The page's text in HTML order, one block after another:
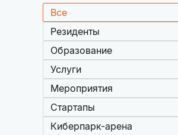
Все
Резиденты
Образование
Услуги
Мероприятия
Стартапы
Киберпарк-арена